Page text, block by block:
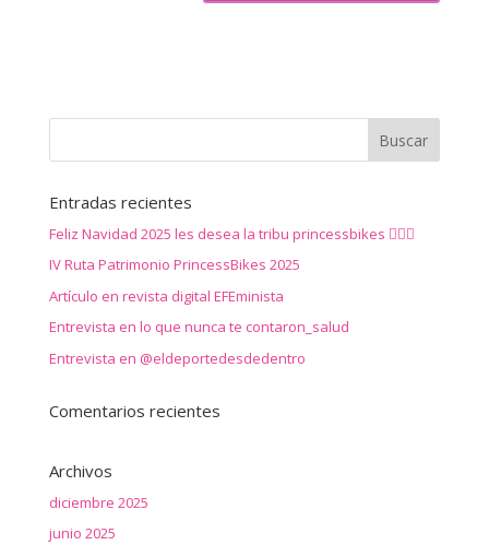
Entradas recientes
Feliz Navidad 2025 les desea la tribu princessbikes 🚴‍♀️✨
IV Ruta Patrimonio PrincessBikes 2025
Artículo en revista digital EFEminista
Entrevista en lo que nunca te contaron_salud
Entrevista en @eldeportedesdedentro
Comentarios recientes
Archivos
diciembre 2025
junio 2025